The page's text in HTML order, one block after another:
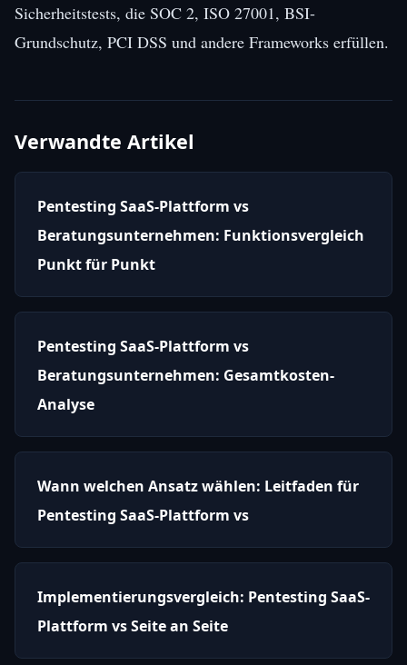
Sicherheitstests, die SOC 2, ISO 27001, BSI-
Grundschutz, PCI DSS und andere Frameworks erfüllen.
Verwandte Artikel
Pentesting SaaS-Plattform vs
Beratungsunternehmen: Funktionsvergleich
Punkt für Punkt
Pentesting SaaS-Plattform vs
Beratungsunternehmen: Gesamtkosten-
Analyse
Wann welchen Ansatz wählen: Leitfaden für
Pentesting SaaS-Plattform vs
Implementierungsvergleich: Pentesting SaaS-
Plattform vs Seite an Seite